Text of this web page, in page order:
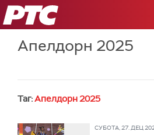
РТС
Апелдорн 2025
Таг:Апелдорн 2025
СУБОТА, 27. ДЕЦ